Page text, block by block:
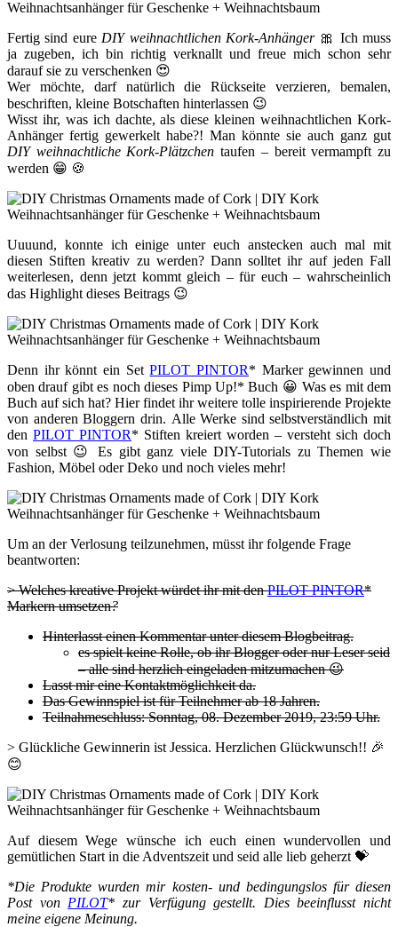
Fertig sind eure DIY weihnachtlichen Kork-Anhänger🎀 Ich muss
ja zugeben, ich bin richtig verknallt und freue mich schon sehr
darauf sie zu verschenken 😍
Wer möchte, darf natürlich die Rückseite verzieren, bemalen,
beschriften, kleine Botschaften hinterlassen 😉
Wisst ihr, was ich dachte, als diese kleinen weihnachtlichen Kork-
Anhänger fertig gewerkelt habe?! Man könnte sie auch ganz gut
DIY weihnachtliche Kork-Plätzchen taufen – bereit vermampft zu
werden 😁 🍪
Uuuund, konnte ich einige unter euch anstecken auch mal mit
diesen Stiften kreativ zu werden? Dann solltet ihr auf jeden Fall
weiterlesen, denn jetzt kommt gleich – für euch – wahrscheinlich
das Highlight dieses Beitrags 😉
Denn ihr könnt ein SetPILOT PINTOR* Marker gewinnen und
oben drauf gibt es noch dieses Pimp Up!* Buch 😀 Was es mit dem
Buch auf sich hat? Hier findet ihr weitere tolle inspirierende Projekte
von anderen Bloggern drin. Alle Werke sind selbstverständlich mit
den PILOT PINTOR* Stiften kreiert worden – versteht sich doch
von selbst 😉 Es gibt ganz viele DIY-Tutorials zu Themen wie
Fashion, Möbel oder Deko und noch vieles mehr!
Um an der Verlosung teilzunehmen, müsst ihr folgende Frage
beantworten:
> Welches kreative Projekt würdet ihr mit denPILOT PINTOR*
Markern umsetzen?
Hinterlasst einen Kommentar unter diesem Blogbeitrag.
es spielt keine Rolle, ob ihr Blogger oder nur Leser seid
– alle sind herzlich eingeladen mitzumachen 😉
Lasst mir eine Kontaktmöglichkeit da.
Das Gewinnspiel ist für Teilnehmer ab 18 Jahren.
Teilnahmeschluss: Sonntag, 08. Dezember 2019, 23:59 Uhr.
> Glückliche Gewinnerin ist Jessica. Herzlichen Glückwunsch!! 🎉
😊
Auf diesem Wege wünsche ich euch einen wundervollen und
gemütlichen Start in die Adventszeit und seid alle lieb geherzt 💝
*Die Produkte wurden mir kosten- und bedingungslos für diesen
Post von PILOT* zur Verfügung gestellt. Dies beeinflusst nicht
meine eigene Meinung.